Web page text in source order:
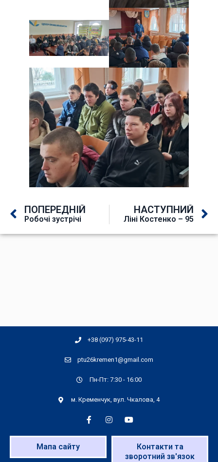
ПОПЕРЕДНІЙ
Робочі зустрічі
НАСТУПНИЙ
Ліні Костенко – 95
+38 (097) 975-43-11
ptu26kremen1@gmail.com
Пн-Пт: 7:30 - 16:00
м. Кременчук, вул. Чкалова, 4
Мапа сайту
Контакти та
зворотний зв'язок